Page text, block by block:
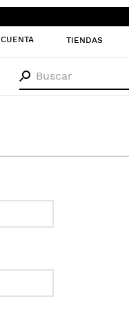
TIENDAS
Buscar